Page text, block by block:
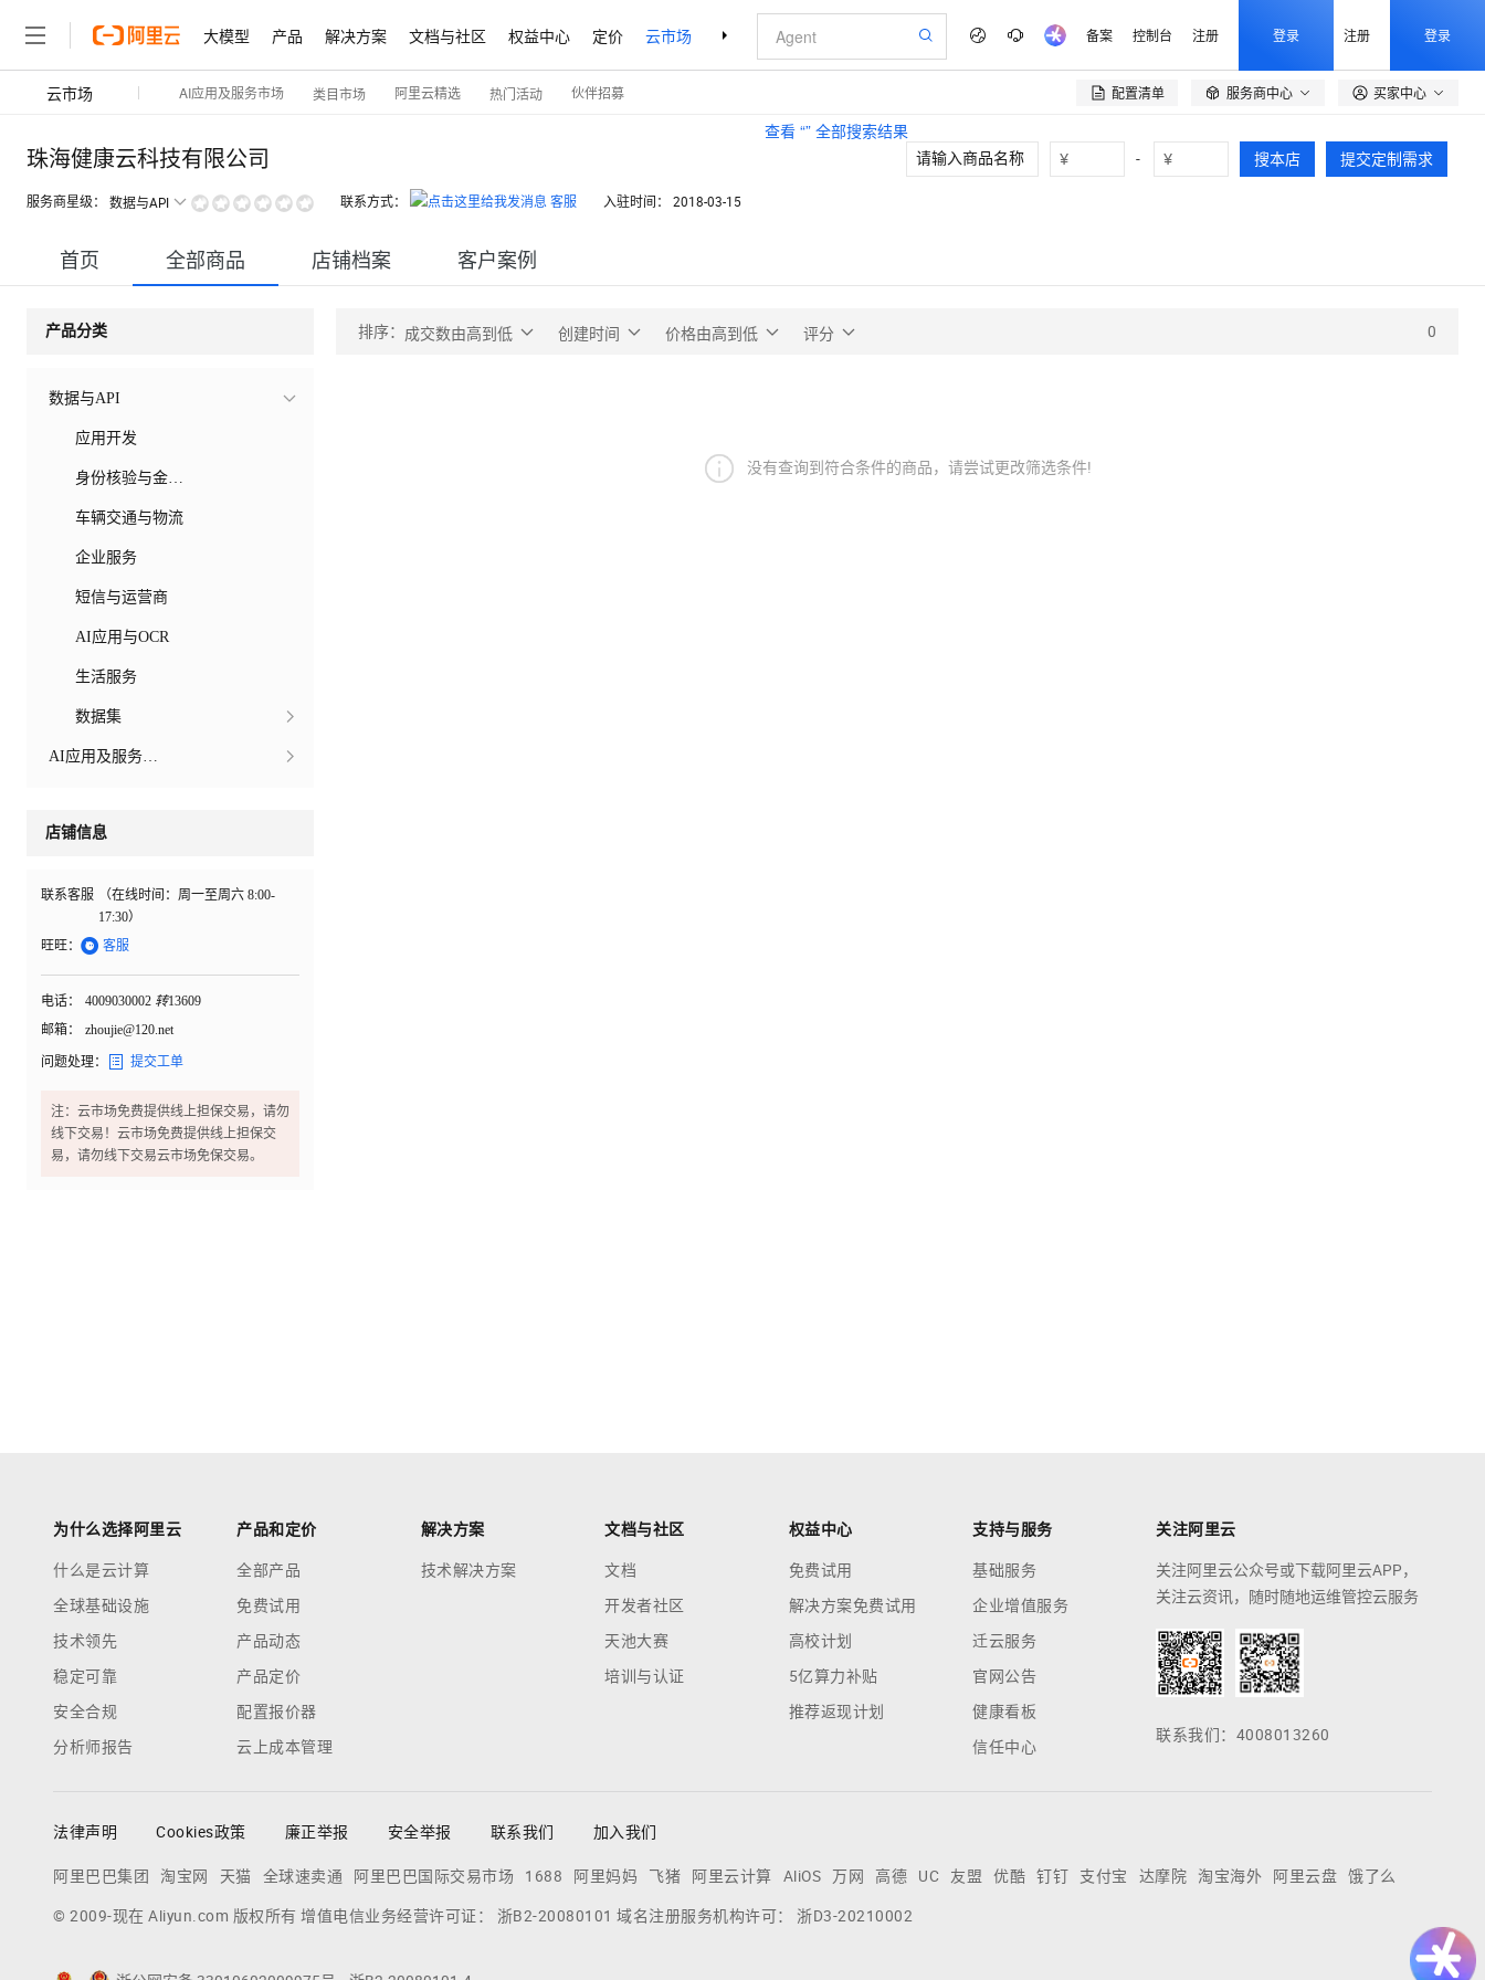
大模型 产品 解决方案 文档与社区 权益中心 定价 云市场 合作伙伴 支持与服务 了解阿里云
查看 “” 全部搜索结果
备案 控制台 注册 登录 注册 登录
云市场 AI应用及服务市场 类目市场 阿里云精选 热门活动 伙伴招募 配置清单  服务商中心 买家中心
珠海健康云科技有限公司
服务商星级： 数据与API 联系方式： 客服 入驻时间： 2018-03-15
¥ - ¥ 搜本店 提交定制需求
首页 全部商品 店铺档案 客户案例
产品分类
数据与API
应用开发
身份核验与金融银行
车辆交通与物流
企业服务
短信与运营商
AI应用与OCR
生活服务
数据集
AI应用及服务市场
店铺信息
联系客服 （在线时间： 周一至周六 8:00-
17:30）
旺旺：  客服
电话： 4009030002 转13609
邮箱：
zhoujie@120.net
问题处理：  提交工单
注：云市场免费提供线上担保交易，请勿
线下交易！云市场免费提供线上担保交
易，请勿线下交易云市场免保交易。
排序： 成交数由高到低 创建时间 价格由高到低 评分 0
没有查询到符合条件的商品，请尝试更改筛选条件!
为什么选择阿里云
什么是云计算
全球基础设施
技术领先
稳定可靠
安全合规
分析师报告
产品和定价
全部产品
免费试用
产品动态
产品定价
配置报价器
云上成本管理
解决方案
技术解决方案
文档与社区
文档
开发者社区
天池大赛
培训与认证
权益中心
免费试用
解决方案免费试用
高校计划
5亿算力补贴
推荐返现计划
支持与服务
基础服务
企业增值服务
迁云服务
官网公告
健康看板
信任中心
关注阿里云
关注阿里云公众号或下载阿里云APP，
关注云资讯，随时随地运维管控云服务
联系我们：4008013260
法律声明 Cookies政策 廉正举报 安全举报 联系我们 加入我们
阿里巴巴集团 淘宝网 天猫 全球速卖通 阿里巴巴国际交易市场 1688 阿里妈妈 飞猪 阿里云计算 AliOS 万网 高德 UC 友盟 优酷 钉钉 支付宝 达摩院 淘宝海外 阿里云盘 饿了么
© 2009-现在 Aliyun.com 版权所有 增值电信业务经营许可证： 浙B2-20080101 域名注册服务机构许可： 浙D3-20210002